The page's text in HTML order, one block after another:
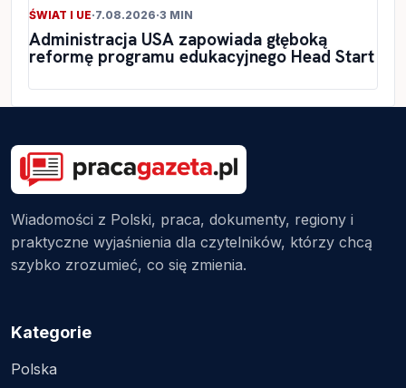
ŚWIAT I UE·7.08.2026·3 MIN
Administracja USA zapowiada głęboką
reformę programu edukacyjnego Head Start
Wiadomości z Polski, praca, dokumenty, regiony i
praktyczne wyjaśnienia dla czytelników, którzy chcą
szybko zrozumieć, co się zmienia.
Kategorie
Polska